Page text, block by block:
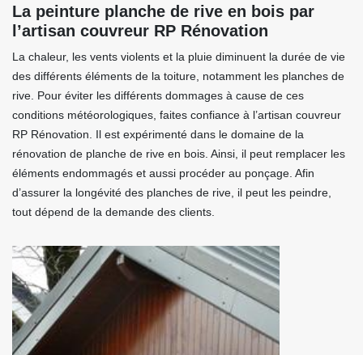
La peinture planche de rive en bois par
l’artisan couvreur RP Rénovation
La chaleur, les vents violents et la pluie diminuent la durée de vie
des différents éléments de la toiture, notamment les planches de
rive. Pour éviter les différents dommages à cause de ces
conditions météorologiques, faites confiance à l’artisan couvreur
RP Rénovation. Il est expérimenté dans le domaine de la
rénovation de planche de rive en bois. Ainsi, il peut remplacer les
éléments endommagés et aussi procéder au ponçage. Afin
d’assurer la longévité des planches de rive, il peut les peindre,
tout dépend de la demande des clients.